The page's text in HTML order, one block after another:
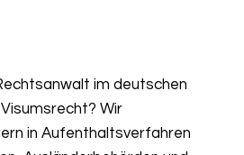
im deutschen
Wir
in Aufenthaltsverfahren